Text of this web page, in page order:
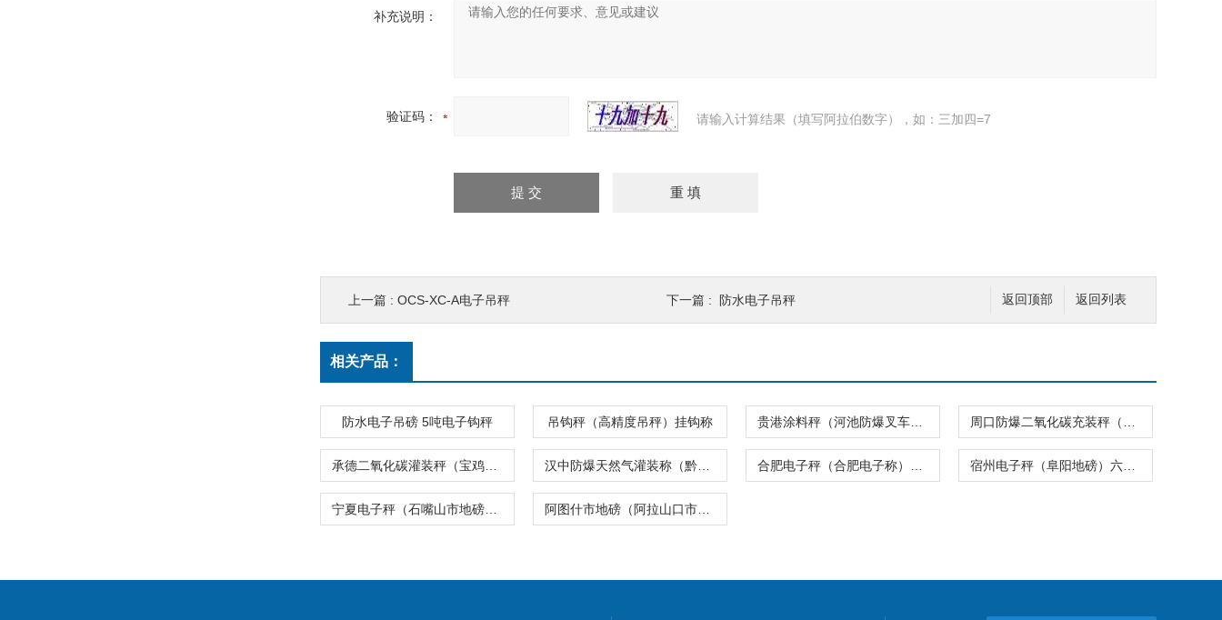
补充说明：
验证码： 请输入计算结果（填写阿拉伯数字），如：三加四=7
返回列表
返回顶部
上一篇 : OCS-XC-A电子吊秤 下一篇 : 防水电子吊秤
相关产品：
防水电子吊磅 5吨电子钩秤 吊钩秤（高精度吊秤）挂钩称